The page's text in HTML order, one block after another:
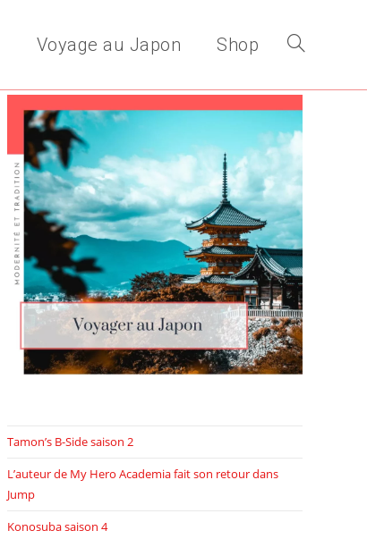
Voyage au Japon Shop Toggle
website
search
Tamon’s B-Side saison 2
L’auteur de My Hero Academia fait son retour dans
Jump
Konosuba saison 4